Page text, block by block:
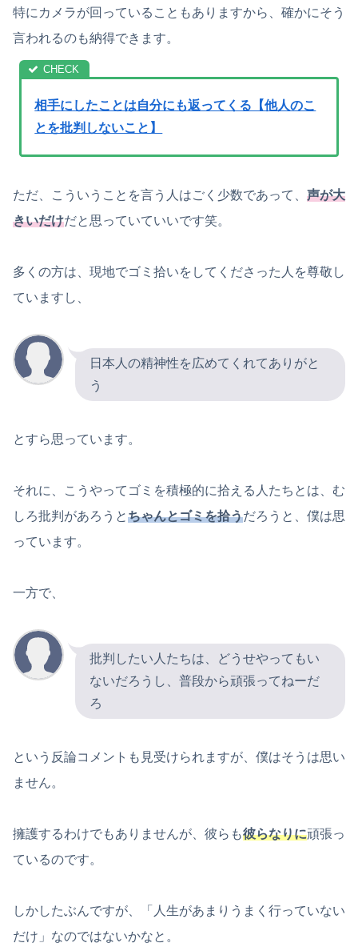
特にカメラが回っていることもありますから、確かにそう
言われるのも納得できます。
相手にしたことは自分にも返ってくる【他人のこ
とを批判しないこと】
ただ、こういうことを言う人はごく少数であって、 声が大
きいだけだと思っていていいです笑。
多くの方は、現地でゴミ拾いをしてくださった人を尊敬し
ていますし、
日本人の精神性を広めてくれてありがと
う
とすら思っています。
それに、こうやってゴミを積極的に拾える人たちとは、む
しろ批判があろうとちゃんとゴミを拾うだろうと、僕は思
っています。
一方で、
批判したい人たちは、どうせやってもい
ないだろうし、普段から頑張ってねーだ
ろ
という反論コメントも見受けられますが、僕はそうは思い
ません。
擁護するわけでもありませんが、彼らも彼らなりに頑張っ
ているのです。
しかしたぶんですが、「人生があまりうまく行っていない
だけ」なのではないかなと。